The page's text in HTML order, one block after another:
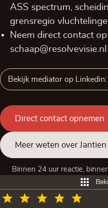
ASS spectrum,
grensregio
Neem direct contact
schaap@resolvevisie.nl
Bekijk mediator op Linkedin:
Direct contact opnemen
Meer weten over Jantien
Binnen 24 uur reactie,